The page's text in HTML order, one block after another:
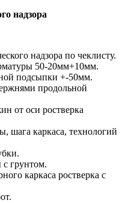
надзора
надзора по чеклисту.
50-20мм+10мм.
подсыпки +-50мм.
продольной
от оси ростверка
шага каркаса, технологий
с грунтом.
каркаса ростверка с